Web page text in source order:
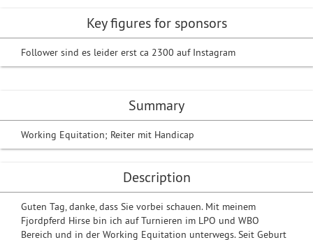
Summary
Working Equitation; Reiter mit Handicap
Description
Guten Tag, danke, dass Sie vorbei schauen. Mit meinem
Fjordpferd Hirse bin ich auf Turnieren im LPO und WBO
Bereich und in der Working Equitation unterwegs. Seit Geburt
Key figures for sponsors
Follower sind es leider erst ca 2300 auf Instagram